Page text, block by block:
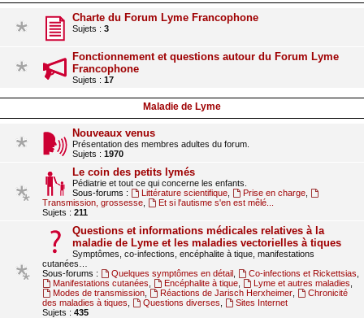
Charte du Forum Lyme Francophone
Sujets : 3
Fonctionnement et questions autour du Forum Lyme
Francophone
Sujets : 17
Maladie de Lyme
Nouveaux venus
Présentation des membres adultes du forum.
Sujets : 1970
Le coin des petits lymés
Pédiatrie et tout ce qui concerne les enfants.
Sous-forums :
Littérature scientifique, Prise en charge,
Transmission, grossesse
Et si l'autisme s'en est mêlé...
Sujets : 211
Questions et informations médicales relatives à la
maladie de Lyme et les maladies vectorielles à tiques
Symptômes, co-infections, encéphalite à tique, manifestations
cutanées…
Sous-forums :
Quelques symptômes en détail, Co-infections et Rickettsias
Manifestations cutanées
Encéphalite à tique, Lyme et autres maladies
Modes de transmission, Réactions de Jarisch Herxheimer,
Chronicité
des maladies à tiques
Questions diverses
Sites Internet
Sujets : 435